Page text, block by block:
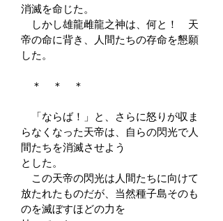
消滅を命じた。
しかし雄龍雌龍之神は、何と！ 天
帝の命に背き、人間たちの存命を懇願
した。
＊ ＊ ＊
「ならば！」と、さらに怒りが収ま
らなくなった天帝は、自らの閃光で人
間たちを消滅させよう
とした。
この天帝の閃光は人間たちに向けて
放たれたものだが、当然種子島そのも
のを滅ぼすほどの力を